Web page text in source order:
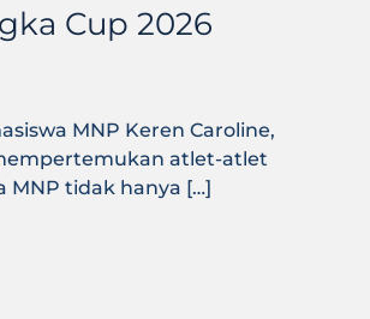
Cup 2026
MNP Keren Caroline,
atlet-atlet
MNP tidak hanya […]